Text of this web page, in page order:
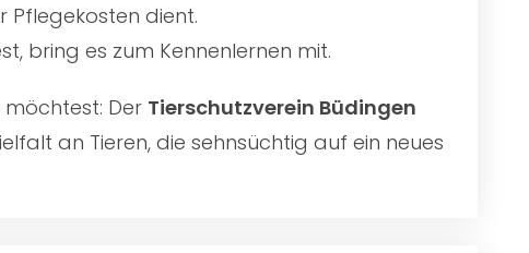
Pflegekosten dient.
bring es zum Kennenlernen mit.
Der Tierschutzverein Büdingen
an Tieren, die sehnsüchtig auf ein neues